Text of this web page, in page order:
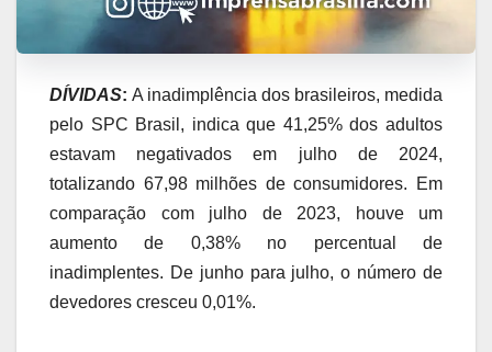
DÍVIDAS: A inadimplência dos brasileiros, medida
pelo SPC Brasil, indica que 41,25% dos adultos
estavam negativados em julho de 2024,
totalizando 67,98 milhões de consumidores. Em
comparação com julho de 2023, houve um
aumento de 0,38% no percentual de
inadimplentes. De junho para julho, o número de
devedores cresceu 0,01%.